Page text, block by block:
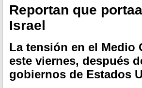
Reportan que
Israel
La tensión en el Medio
este viernes, después
gobiernos de Estados